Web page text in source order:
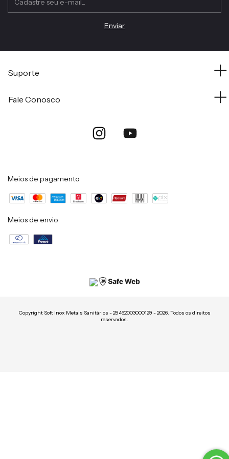
Suporte
Fale Conosco
Meios de pagamento
Meios de envio
Copyright Soft Inox Metais Sanitários - 29462003000129 - 2026. Todos os direitos
reservados.